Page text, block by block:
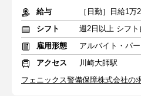
給与
シフト
週2日以上 シフ
雇用形態
アルバイト・パー
アクセス
川崎大師駅
フェニックス警備保障株式会社の